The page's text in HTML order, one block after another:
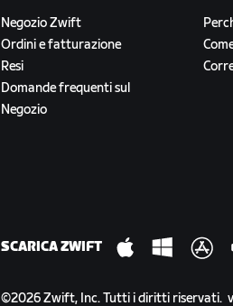
Negozio Zwift
Ordini e fatturazione
Resi
Domande frequenti sul
Negozio
SCARICA ZWIFT
©2026Zwift, Inc.Tutti i diritti riservati. v